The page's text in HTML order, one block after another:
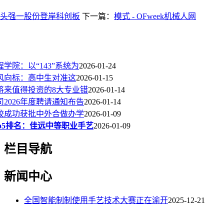
强一股份登岸科创板 下一篇： 模式 - OFweek机械人网
院：以“143”系统为2026-01-24
向标：高中生对准这2026-01-15
来值得投资的8大专业错2026-01-14
2026年度聘请通知布告2026-01-14
成功获批中外合做办学2026-01-09
排名：佳远中等职业手艺2026-01-09
栏目导航
新闻中心
全国智能制制使用手艺技术大赛正在渝开2025-12-21